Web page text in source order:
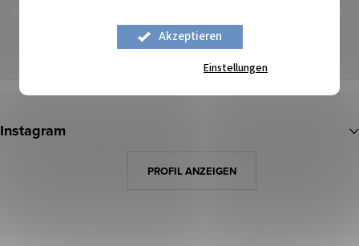
Akzeptieren
Einstellungen
zum Schutz personenbezogener Daten
uInstagram
PROFIL ANZEIGEN